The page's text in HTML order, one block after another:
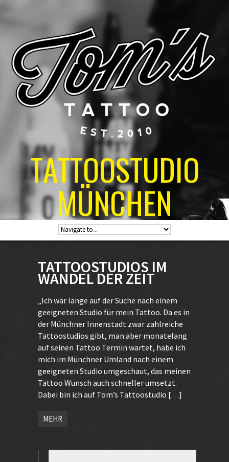
TATTOOSTUDIO
MÜNCHEN
TATTOOSTUDIOS IM
WANDEL DER ZEIT
„Ich war lange auf der Suche nach einem
geeigneten Studio für mein Tattoo. Da es in
der Münchner Innenstadt zwar zahlreiche
Tattoostudios gibt, man aber monatelang
auf seinen Tattoo Termin wartet, habe ich
mich im Münchner Umland nach einem
geeigneten Studio umgeschaut, das meinen
Tattoo Wunsch auch schneller umsetzt.
Dabei bin ich auf Tom’s Tattoostudio […]
MEHR